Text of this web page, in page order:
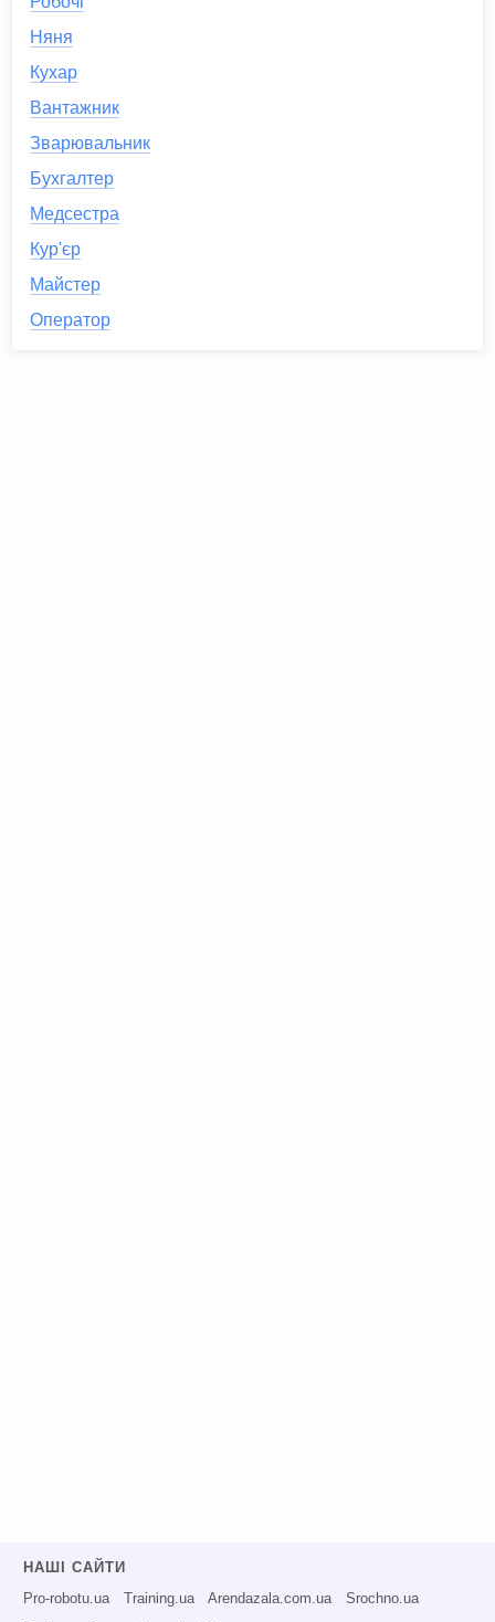
Няня
Кухар
Вантажник
Зварювальник
Бухгалтер
Медсестра
Кур'єр
Майстер
Оператор
НАШІ САЙТИ
Pro-robotu.ua Training.ua Arendazala.com.ua Srochno.ua